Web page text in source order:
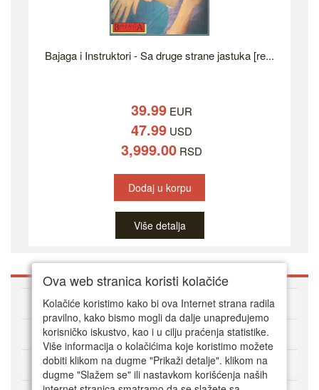
Bajaga i Instruktori - Sa druge strane jastuka [re...
39.99EUR
47.99USD
3,999.00RSD
Dodaj u korpu
Više detalja
O DVD Zoni
Kako kupovati online
Korisnički servis
Ova web stranica koristi kolačiće
Kolačiće koristimo kako bi ova Internet strana radila
pravilno, kako bismo mogli da dalje unapređujemo
korisničko iskustvo, kao i u cilju praćenja statistike.
Više informacija o kolačićima koje koristimo možete
dobiti klikom na dugme "Prikaži detalje". klikom na
dugme "Slažem se" ili nastavkom korišćenja naših